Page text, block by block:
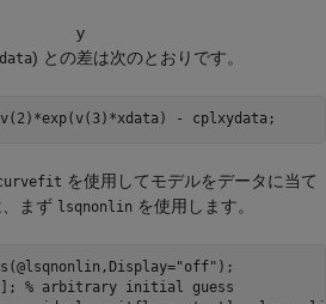
y
) との差は次のとおりです。
- cplxydata;
を使用してモデルをデータに当て
まず lsqnonlin を使用します。
"off" );
% arbitrary initial guess